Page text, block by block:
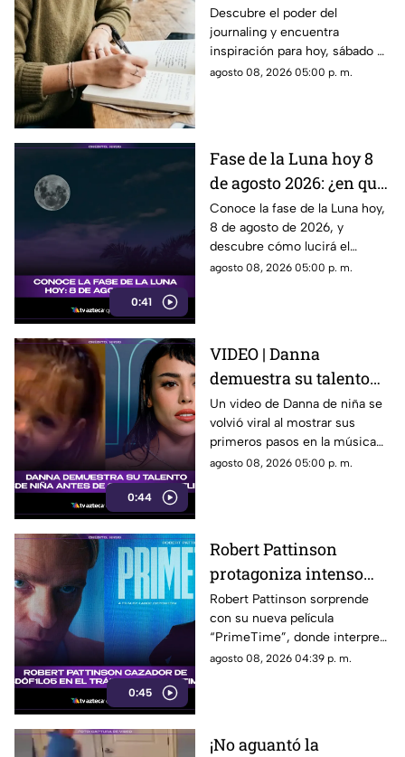
sábado 8 de junio de
2026? Usa este journal
prompt
Descubre el poder del
journaling y encuentra
inspiración para hoy, sábado 8
de junio de 2026. Un prompt
agosto 08, 2026 05:00 p. m.
0:41
Fase de la Luna hoy 8
de agosto 2026: ¿en qué
etapa lunar estará esta
noche?
Conoce la fase de la Luna hoy,
8 de agosto de 2026, y
descubre cómo lucirá el
satélite natural durante esta
agosto 08, 2026 05:00 p. m.
0:44
VIDEO | Danna
demuestra su talento
desde niña antes de su
colaboración con
Belinda.
Un video de Danna de niña se
volvió viral al mostrar sus
primeros pasos en la música
antes de su colaboración con
agosto 08, 2026 05:00 p. m.
0:45
Robert Pattinson
protagoniza intenso
thriller ‘PrimeTime’
con un nuevo papel
como cazador
Robert Pattinson sorprende
con su nueva película
“PrimeTime”, donde interpreta
a un personaje dedicado a
agosto 08, 2026 04:39 p. m.
¡No aguantó la